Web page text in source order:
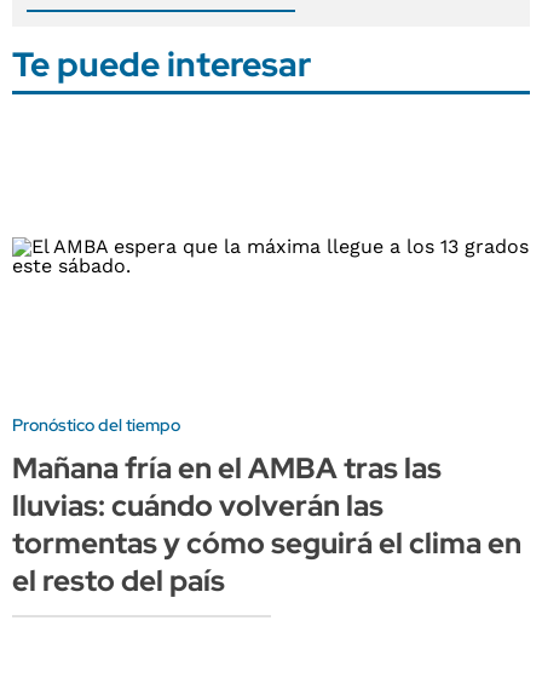
Te puede interesar
Pronóstico del tiempo
Mañana fría en el AMBA tras las
lluvias: cuándo volverán las
tormentas y cómo seguirá el clima en
el resto del país